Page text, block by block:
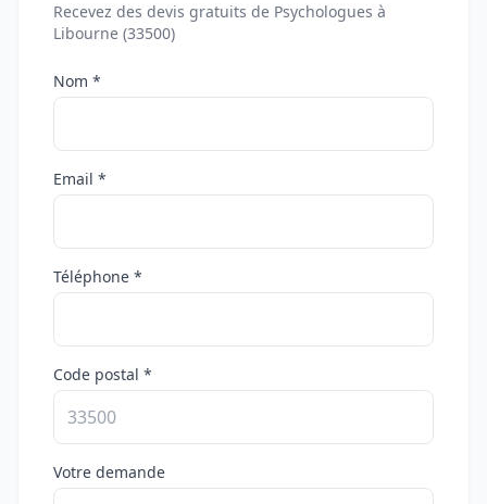
Recevez des devis gratuits de Psychologues à
Libourne (33500)
Nom *
Email *
Téléphone *
Code postal *
Votre demande